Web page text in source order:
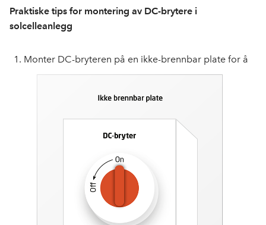
Praktiske tips for montering av DC-brytere i
solcelleanlegg
Monter DC-bryteren på en ikke-brennbar plate for å